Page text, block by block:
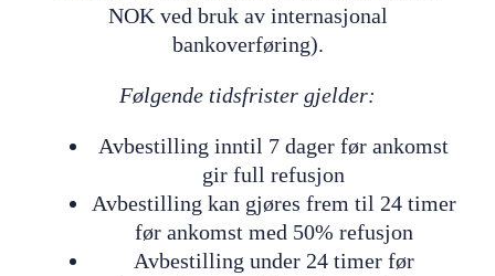
NOK ved bruk av internasjonal
bankoverføring).
Følgende tidsfrister gjelder:
Avbestilling inntil 7 dager før ankomst
gir full refusjon
Avbestilling kan gjøres frem til 24 timer
før ankomst med 50% refusjon
Avbestilling under 24 timer før